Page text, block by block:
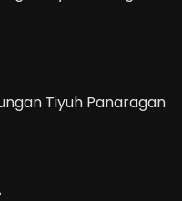
Tiyuh Panaragan